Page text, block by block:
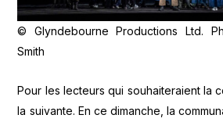
© Glyndebourne Productions Ltd.
Smith
Pour les lecteurs qui souhaiteraient la
la suivante. En ce dimanche, la